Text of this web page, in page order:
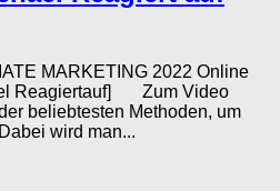
MARKETING 2022 Online
Reagiertauf] Zum Video
beliebtesten Methoden, um
wird man...